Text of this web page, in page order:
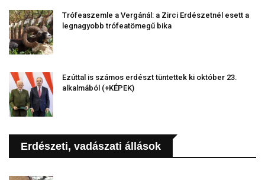
Trófeaszemle a Vergánál: a Zirci Erdészetnél esett a
legnagyobb trófeatömegű bika
Ezúttal is számos erdészt tüntettek ki október 23.
alkalmából (+KÉPEK)
Erdészeti, vadászati állások